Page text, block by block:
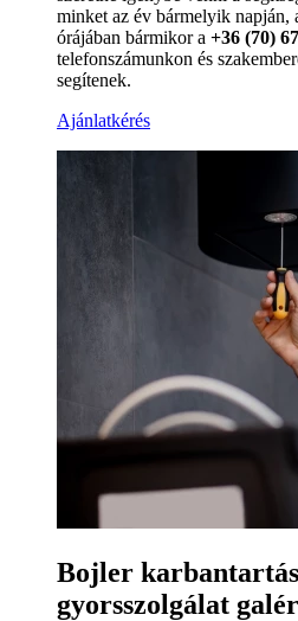
minket az év bármelyik napján,
órájában bármikor a +36 (70)
telefonszámunkon és
segítenek.
Ajánlatkérés
Bojler karbantartás
gyorsszolgálat